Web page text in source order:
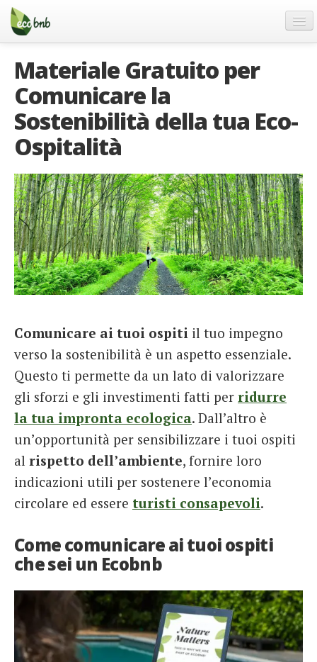
Menu
Salta
contenuto
Offerte Speciali
Regali
FAQ
Chi Siamo
Partner
Contatti
Italiano
German
English
French
Materiale Gratuito per
Comunicare la
Sostenibilità della tua Eco-
Ospitalità
Comunicare ai tuoi ospiti il tuo impegno
verso la sostenibilità è un aspetto essenziale.
Questo ti permette da un lato di valorizzare
gli sforzi e gli investimenti fatti per ridurre
la tua impronta ecologica. Dall’altro è
un’opportunità per sensibilizzare i tuoi ospiti
al rispetto dell’ambiente, fornire loro
indicazioni utili per sostenere l’economia
circolare ed essere turisti consapevoli.
Come comunicare ai tuoi ospiti
che sei un Ecobnb